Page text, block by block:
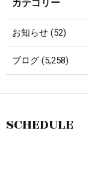
カテゴリー
お知らせ (52)
ブログ (5,258)
SCHEDULE